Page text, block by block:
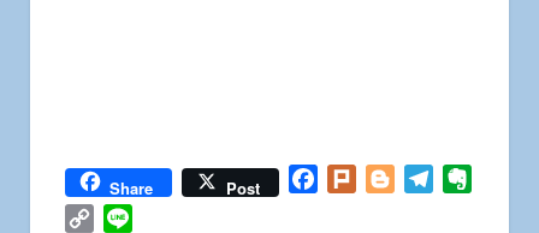
Share Post Facebook
Plurk BloggerTelegram
Copy